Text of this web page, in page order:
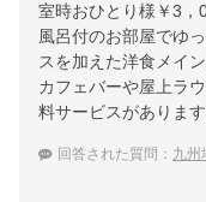
室時おひとり様￥3，
風呂付のお部屋でゆ
スを加えた洋食メイ
カフェバーや屋上ラ
料サービスがありま
回答された質問： 九州